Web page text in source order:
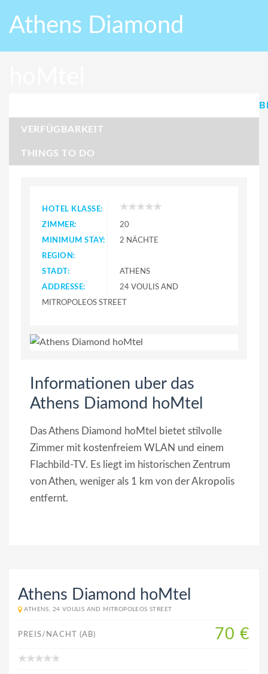
Athens Diamond
VERFÜGBARKEIT
THINGS TO DO
HOTEL KLASSE:
ZIMMER:
20
MINIMUM STAY:
2 NÄCHTE
REGION:
STADT:
ATHENS
ADDRESSE:
24 VOULIS AND
MITROPOLEOS STREET
Informationen uber das
Athens Diamond hoΜtel
Das Athens Diamond hoMtel bietet stilvolle
Zimmer mit kostenfreiem WLAN und einem
Flachbild-TV. Es liegt im historischen Zentrum
von Athen, weniger als 1 km von der Akropolis
entfernt.
Athens Diamond hoΜtel
ATHENS, 24 VOULIS AND MITROPOLEOS STREET
PREIS/NACHT (AB) 70 €